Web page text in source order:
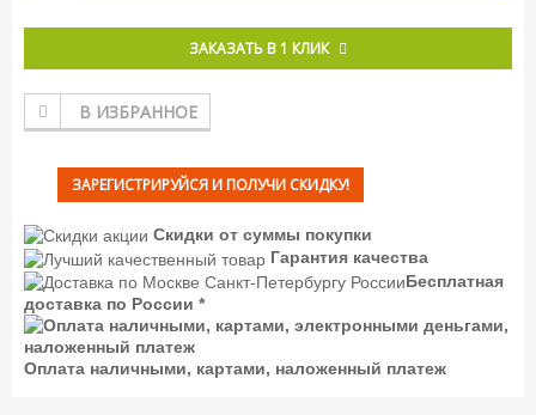
ЗАКАЗАТЬ В 1 КЛИК
В ИЗБРАННОЕ
ЗАРЕГИСТРИРУЙСЯ И ПОЛУЧИ СКИДКУ!
Скидки от суммы покупки
Гарантия качества
Бесплатная
доставка по России *
Оплата наличными, картами, наложенный платеж